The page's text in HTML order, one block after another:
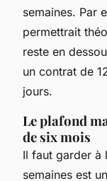
semaines. Par
permettrait
reste en
un contrat de
jours.
Le plafond
de six mois
Il faut garder à
semaines est